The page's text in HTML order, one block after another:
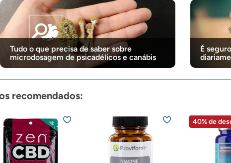
Tudo o que precisa de saber sobre
microdosagem de psicadélicos e canábis
É
recomendados:
40% de